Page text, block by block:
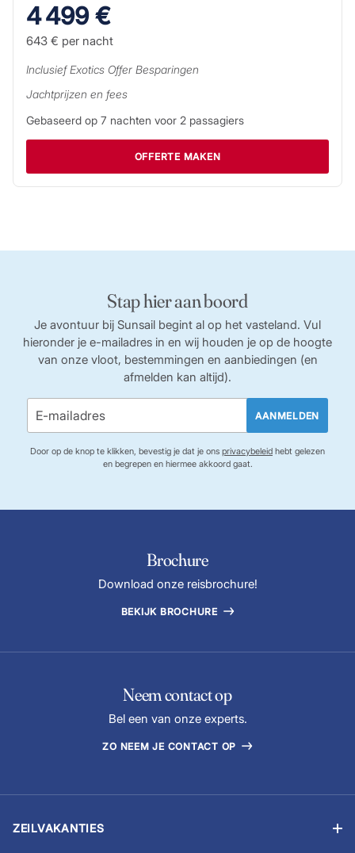
4 499 €
643 € per nacht
InclusiefExotics OfferBesparingen
Jachtprijzen en fees
Gebaseerd op 7 nachten voor 2passagiers
OFFERTE MAKEN
Stap hier aan boord
Je avontuur bij Sunsail begint al op het vasteland. Vul
hieronder je e-mailadres in en wij houden je op de hoogte
van onze vloot, bestemmingen en aanbiedingen (en
afmelden kan altijd).
AANMELDEN
Door op de knop te klikken, bevestig je dat je ons privacybeleid hebt gelezen
en begrepen en hiermee akkoord gaat.
Brochure
Download onze reisbrochure!
BEKIJK BROCHURE
Neem contact op
Bel een van onze experts.
ZO NEEM JE CONTACT OP
ZEILVAKANTIES